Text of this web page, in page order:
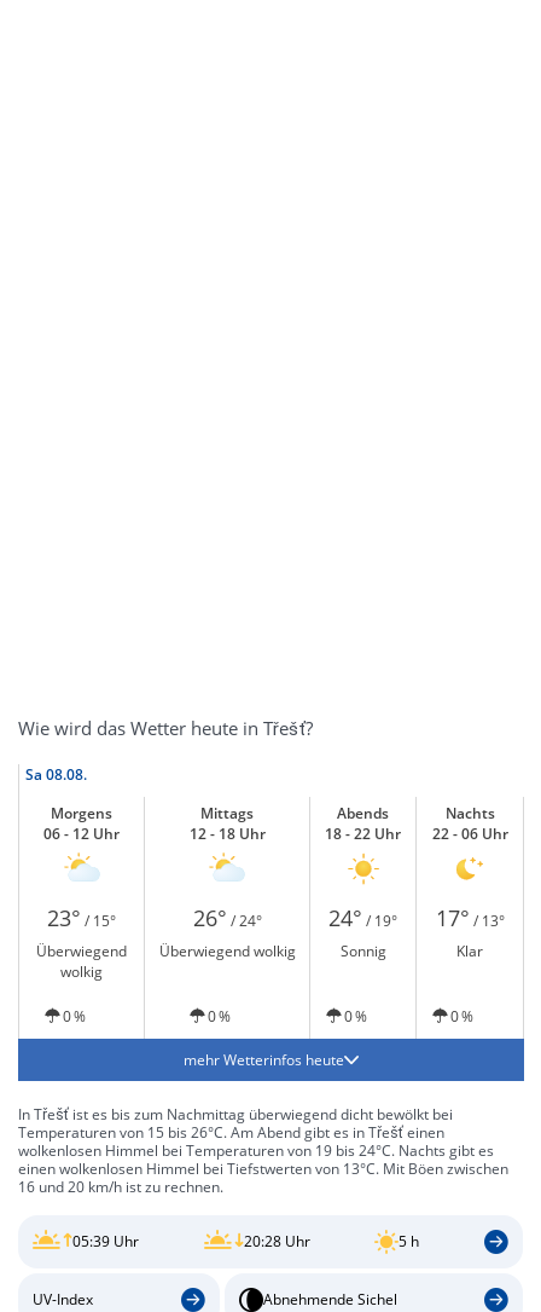
Wie wird das Wetter heute in Třešť?
Sa 08.08.
Morgens
06 - 12 Uhr
Mittags
12 - 18 Uhr
Abends
18 - 22 Uhr
Nachts
22 - 06 Uhr
23° / 15° 26° / 24° 24° / 19° 17° / 13°
Überwiegend
wolkig
Überwiegend wolkig Sonnig Klar
0 % 0 % 0 % 0 %
mehr Wetterinfos heute
In Třešť ist es bis zum Nachmittag überwiegend dicht bewölkt bei
Temperaturen von 15 bis 26°C. Am Abend gibt es in Třešť einen
wolkenlosen Himmel bei Temperaturen von 19 bis 24°C. Nachts gibt es
einen wolkenlosen Himmel bei Tiefstwerten von 13°C. Mit Böen zwischen
16 und 20 km/h ist zu rechnen.
05:39 Uhr 20:28 Uhr 5 h
UV-Index Abnehmende Sichel